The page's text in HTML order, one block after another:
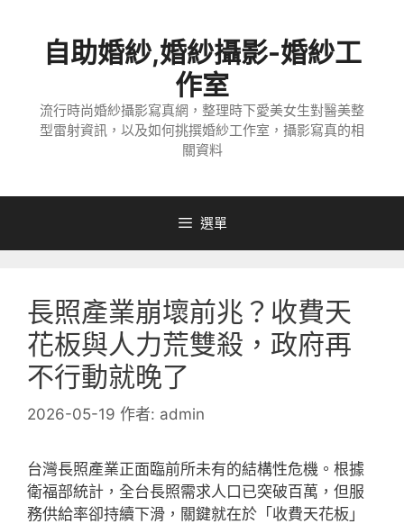
自助婚紗,婚紗攝影-婚紗工
作室
流行時尚婚紗攝影寫真網，整理時下愛美女生對醫美整
型雷射資訊，以及如何挑撰婚紗工作室，攝影寫真的相
關資料
選單
長照產業崩壞前兆？收費天
花板與人力荒雙殺，政府再
不行動就晚了
2026-05-19 作者: admin
台灣長照產業正面臨前所未有的結構性危機。根據
衛福部統計，全台長照需求人口已突破百萬，但服
務供給率卻持續下滑，關鍵就在於「收費天花板」